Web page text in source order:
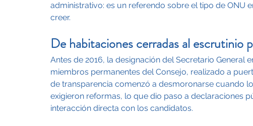
administrativo: es un referendo sobre el tipo de ONU
creer.
De habitaciones cerradas al escrutinio
Antes de 2016, la designación del Secretario
miembros permanentes del Consejo, realizado a
de transparencia comenzó a desmoronarse cuando
exigieron reformas, lo que dio paso a declaraciones
interacción directa con los candidatos.